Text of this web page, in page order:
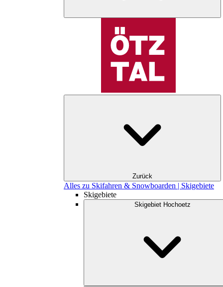
Zurück
Alles zu Skifahren & Snowboarden | Skigebiete
Skigebiete
Skigebiet Hochoetz